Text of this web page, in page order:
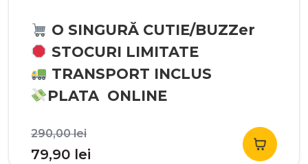
O SINGURĂ CUTIE/BUZZer
STOCURI LIMITATE
TRANSPORT INCLUS
PLATA ONLINE
290,00leiPrețul
inițial
79,90 lei